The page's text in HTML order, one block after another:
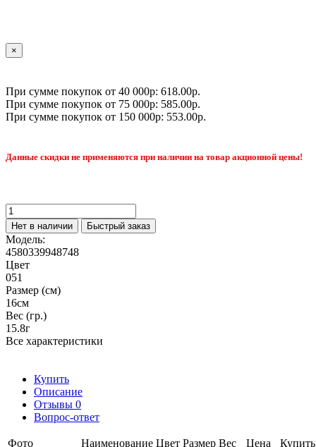
×
При сумме покупок от 40 000р: 618.00р.
При сумме покупок от 75 000р: 585.00р.
При сумме покупок от 150 000р: 553.00р.
Данные скидки не применяются при наличии на товар акционной цены!
Нет в наличии Быстрый заказ
Модель:
4580339948748
Цвет
051
Размер (см)
16см
Вес (гр.)
15.8г
Все характеристики
Купить
Описание
Отзывы 0
Вопрос-ответ
Фото Наименование Цвет Размер Вес Цена Купить